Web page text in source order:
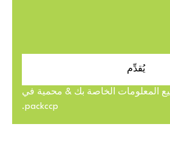
يُقدِّم
المعلومات الخاصة بك & محمية في
packccp.